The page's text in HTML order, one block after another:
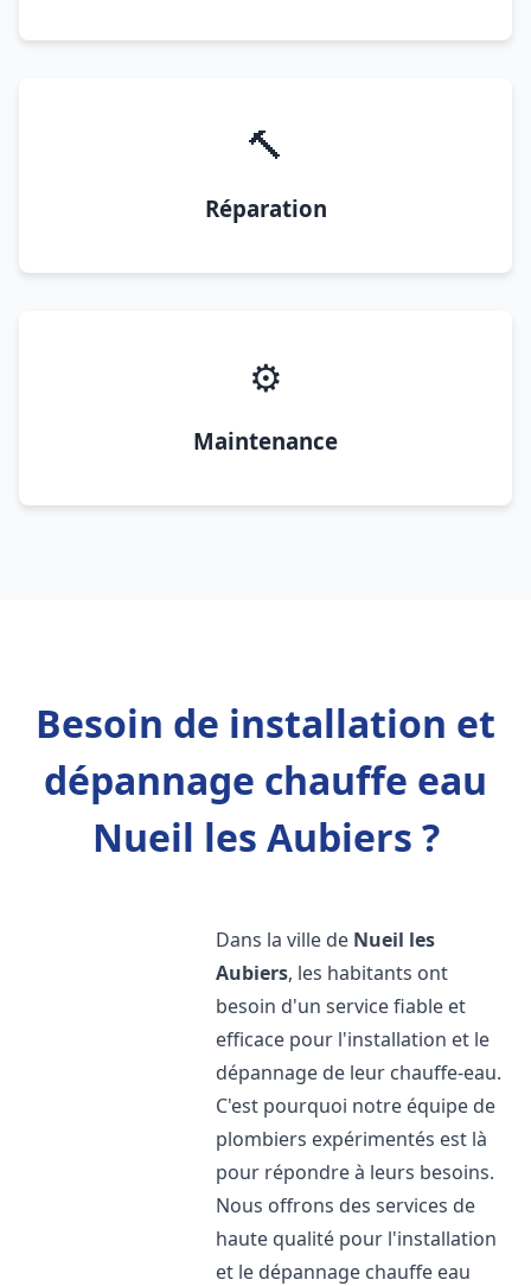
🔨
Réparation
⚙️
Maintenance
Besoin de installation et
dépannage chauffe eau
Nueil les Aubiers ?
Dans la ville de Nueil les
Aubiers, les habitants ont
besoin d'un service fiable et
efficace pour l'installation et le
dépannage de leur chauffe-eau.
C'est pourquoi notre équipe de
plombiers expérimentés est là
pour répondre à leurs besoins.
Nous offrons des services de
haute qualité pour l'installation
et le dépannage chauffe eau